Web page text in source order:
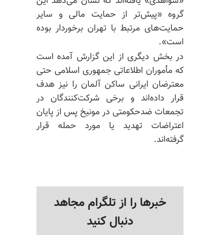
گروه «پیش‌تر از حمایت مالی و سایر
حمایت‌های مرتبط با تهران برخوردار بوده
است».
در بخش دیگری از این گزارش آمده است
که مأموران اطلاعاتی جمهوری اسلامی حتی
معترضان ایرانی ساکن آلمان را نیز هدف
قرار داده‌اند و برخی شرکت‌کنندگان در
تجمعات ضدحکومتی در مونیخ پس از پایان
اعتراضات تهدید یا مورد حمله قرار
گرفته‌اند.
خبرها را از تلگرام مجاهد
دنبال کنید